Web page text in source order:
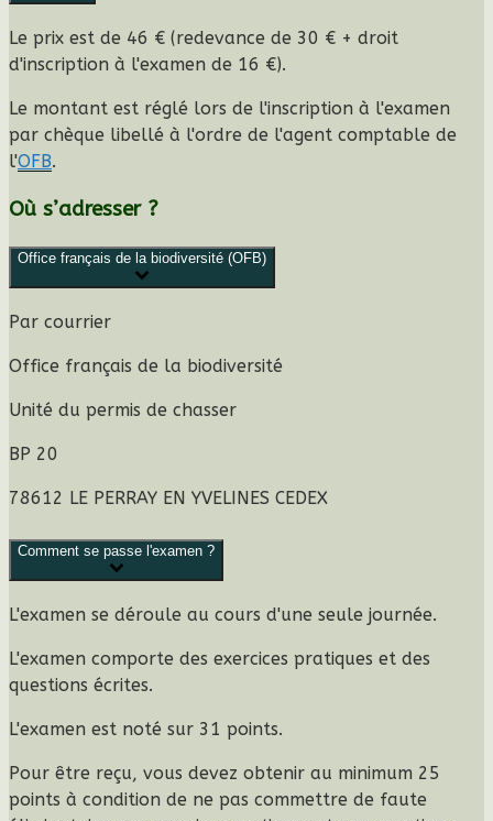
Le prix est de 46 € (redevance de 30 € + droit
d'inscription à l'examen de 16 €).
Le montant est réglé lors de l'inscription à l'examen
par chèque libellé à l'ordre de l'agent comptable de
l'OFB.
Où s’adresser ?
Office français de la biodiversité (OFB)
Par courrier
Office français de la biodiversité
Unité du permis de chasser
BP 20
78612 LE PERRAY EN YVELINES CEDEX
Comment se passe l'examen ?
L'examen se déroule au cours d'une seule journée.
L'examen comporte des exercices pratiques et des
questions écrites.
L'examen est noté sur 31 points.
Pour être reçu, vous devez obtenir au minimum 25
points à condition de ne pas commettre de faute